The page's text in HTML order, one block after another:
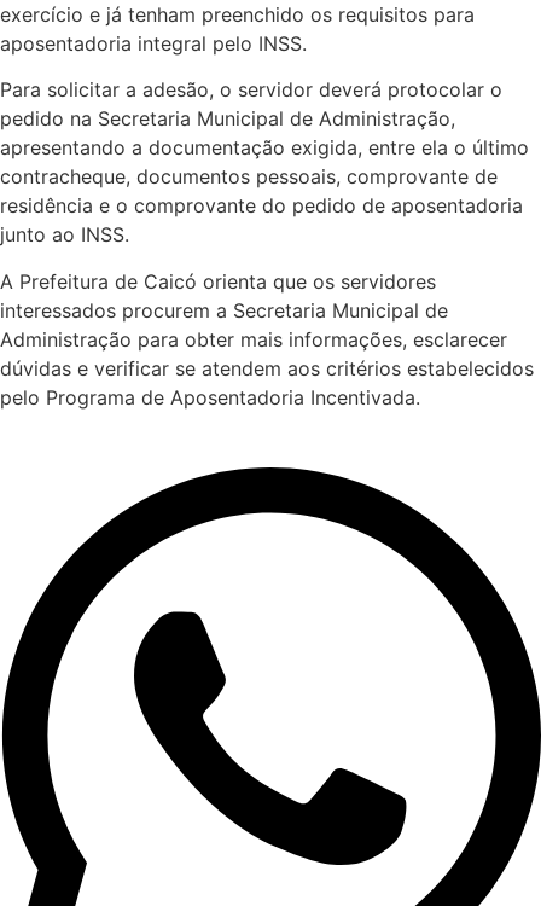
exercício e já tenham preenchido os requisitos para
aposentadoria integral pelo INSS.
Para solicitar a adesão, o servidor deverá protocolar o
pedido na Secretaria Municipal de Administração,
apresentando a documentação exigida, entre ela o último
contracheque, documentos pessoais, comprovante de
residência e o comprovante do pedido de aposentadoria
junto ao INSS.
A Prefeitura de Caicó orienta que os servidores
interessados procurem a Secretaria Municipal de
Administração para obter mais informações, esclarecer
dúvidas e verificar se atendem aos critérios estabelecidos
pelo Programa de Aposentadoria Incentivada.